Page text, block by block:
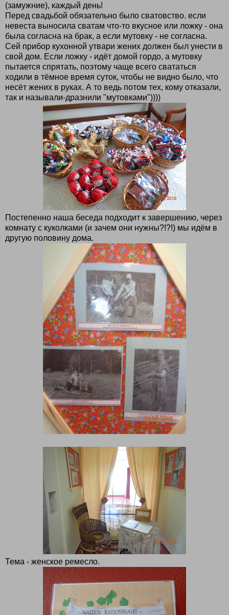
(замужние), каждый день!
Перед свадьбой обязательно было сватовство. если
невеста выносила сватам что-то вкусное или ложку - она
была согласна на брак, а если мутовку - не согласна.
Сей прибор кухонной утвари жених должен был унести в
свой дом. Если ложку - идёт домой гордо, а мутовку
пытается спрятать, поэтому чаще всего свататься
ходили в тёмное время суток, чтобы не видно было, что
несёт жених в руках. А то ведь потом тех, кому отказали,
так и называли-дразнили "мутовками"))))
Постепенно наша беседа подходит к завершению, через
комнату с куколками (и зачем они нужны?!?!) мы идём в
другую половину дома.
Тема - женское ремесло.